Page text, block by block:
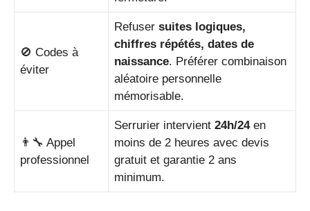
🚫 Codes à
éviter
Refuser suites logiques,
chiffres répétés, dates de
naissance. Préférer combinaison
aléatoire personnelle
mémorisable.
👨‍🔧 Appel
professionnel
Serrurier intervient 24h/24en
moins de 2 heures avec devis
gratuit et garantie 2 ans
minimum.